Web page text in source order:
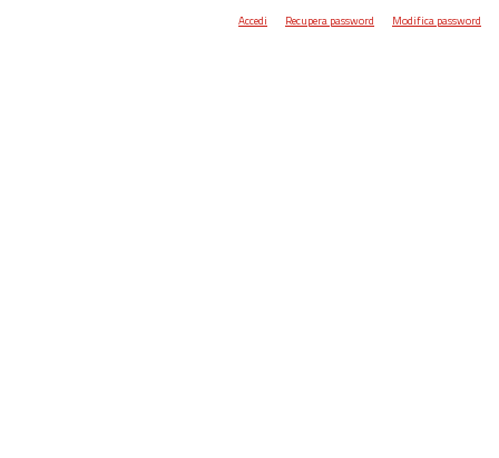
Accedi Recupera password Modifica password